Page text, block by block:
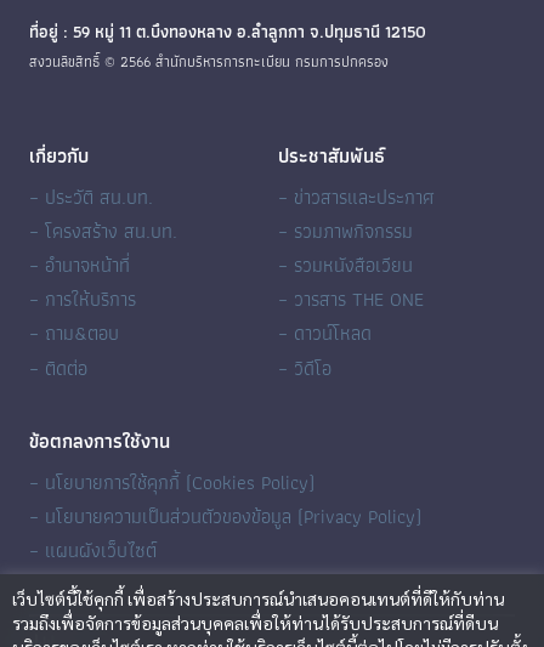
ที่อยู่ : 59 หมู่ 11 ต.บึงทองหลาง อ.ลำลูกกา จ.ปทุมธานี 12150
สงวนลิขสิทธิ์ © 2566 สำนักบริหารการทะเบียน กรมการปกครอง
เกี่ยวกับ
– ประวัติ สน.บท.
– โครงสร้าง สน.บท.
– อำนาจหน้าที่
– การให้บริการ
– ถาม&ตอบ
– ติดต่อ
ประชาสัมพันธ์
– ข่าวสารและประกาศ
– รวมภาพกิจกรรม
– รวมหนังสือเวียน
– วารสาร THE ONE
– ดาวน์โหลด
– วิดีโอ
ข้อตกลงการใช้งาน
– นโยบายการใช้คุกกี้ (Cookies Policy)
– นโยบายความเป็นส่วนตัวของข้อมูล (Privacy Policy)
– แผนผังเว็บไซต์
เว็บไซต์นี้ใช้คุกกี้ เพื่อสร้างประสบการณ์นำเสนอคอนเทนต์ที่ดีให้กับท่าน
รวมถึงเพื่อจัดการข้อมูลส่วนบุคคลเพื่อให้ท่านได้รับประสบการณ์ที่ดีบน